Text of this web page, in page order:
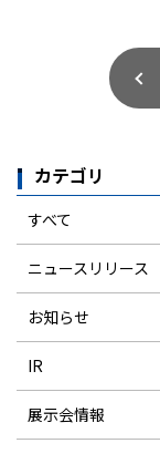
カテゴリ
すべて
ニュースリリース
お知らせ
IR
展示会情報